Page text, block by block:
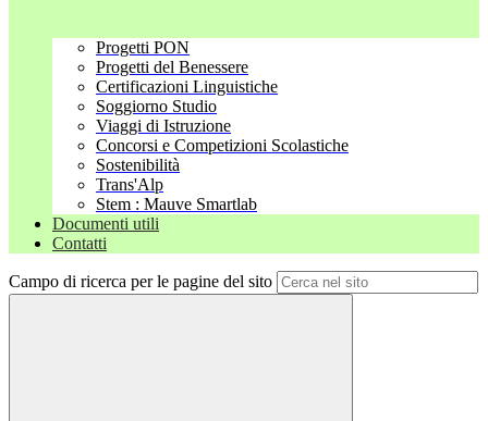
Progetti PON
Progetti del Benessere
Certificazioni Linguistiche
Soggiorno Studio
Viaggi di Istruzione
Concorsi e Competizioni Scolastiche
Sostenibilità
Trans'Alp
Stem : Mauve Smartlab
Documenti utili
Contatti
Campo di ricerca per le pagine del sito